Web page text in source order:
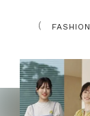
FASHION